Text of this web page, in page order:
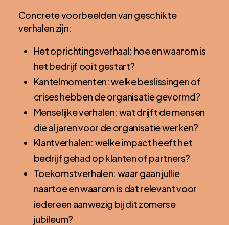
Concrete voorbeelden van geschikte
verhalen zijn:
Het oprichtingsverhaal: hoe en waarom is
het bedrijf ooit gestart?
Kantelmomenten: welke beslissingen of
crises hebben de organisatie gevormd?
Menselijke verhalen: wat drijft de mensen
die al jaren voor de organisatie werken?
Klantverhalen: welke impact heeft het
bedrijf gehad op klanten of partners?
Toekomstverhalen: waar gaan jullie
naartoe en waarom is dat relevant voor
iedereen aanwezig bij dit zomerse
jubileum?